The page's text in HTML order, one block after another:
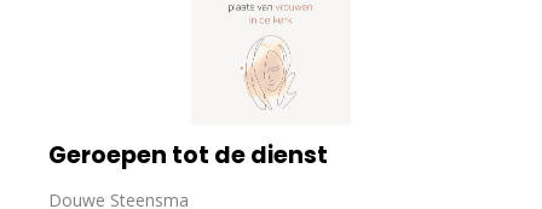
Geroepen tot de dienst
Douwe Steensma